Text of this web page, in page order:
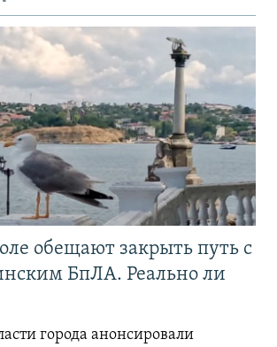
обещают закрыть путь с
БпЛА. Реально ли
города анонсировали